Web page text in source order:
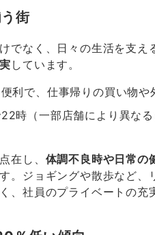
街
でなく、日々の生活を支
しています。
利で、仕事帰りの買い物や
22時（一部店舗により異な
在し、 体調不良時や日常の
。ジョギングや散歩など
、社員のプライベートの充